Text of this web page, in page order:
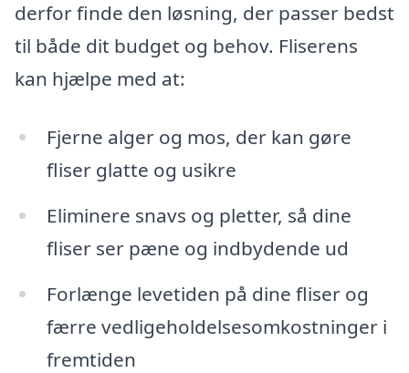
derfor finde den løsning, der passer bedst
til både dit budget og behov. Fliserens
kan hjælpe med at:
Fjerne alger og mos, der kan gøre
fliser glatte og usikre
Eliminere snavs og pletter, så dine
fliser ser pæne og indbydende ud
Forlænge levetiden på dine fliser og
færre vedligeholdelsesomkostninger i
fremtiden